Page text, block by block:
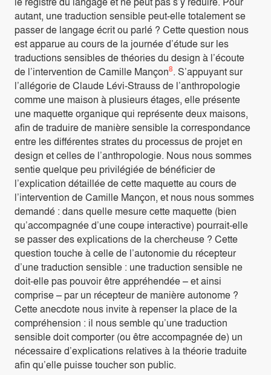
autant, une traduction sensible peut-elle totalement se
passer de langage écrit ou parlé ? Cette question nous
est apparue au cours de la journée d’étude sur les
traductions sensibles de théories du design à l’écoute
de l’intervention de Camille Mançon8. S’appuyant sur
l’allégorie de Claude Lévi-Strauss de l’anthropologie
comme une maison à plusieurs étages, elle présente
une maquette organique qui représente deux maisons,
afin de traduire de manière sensible la correspondance
entre les différentes strates du processus de projet en
design et celles de l’anthropologie. Nous nous sommes
sentie quelque peu privilégiée de bénéficier de
l’explication détaillée de cette maquette au cours de
l’intervention de Camille Mançon, et nous nous sommes
demandé : dans quelle mesure cette maquette (bien
qu’accompagnée d’une coupe interactive) pourrait-elle
se passer des explications de la chercheuse ? Cette
question touche à celle de l’autonomie du récepteur
d’une traduction sensible : une traduction sensible ne
doit-elle pas pouvoir être appréhendée – et ainsi
comprise – par un récepteur de manière autonome ?
Cette anecdote nous invite à repenser la place de la
compréhension : il nous semble qu’une traduction
sensible doit comporter (ou être accompagnée de) un
nécessaire d’explications relatives à la théorie traduite
afin qu’elle puisse toucher son public.